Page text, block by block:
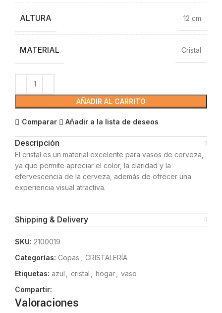
ALTURA 12 cm
MATERIAL Cristal
AÑADIR AL CARRITO
Comparar Añadir a la lista de deseos
Descripción
El cristal es un material excelente para vasos de cerveza,
ya que permite apreciar el color, la claridad y la
efervescencia de la cerveza, además de ofrecer una
experiencia visual atractiva.
Shipping & Delivery
SKU: 2100019
Categorías: Copas
CRISTALERÍA
Etiquetas: azul cristal hogar
vaso
Compartir:
Valoraciones